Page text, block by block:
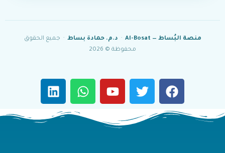
منصة البُساط — Al-Bosat · د.م. حمادة بساط · جميع الحقوق
محفوظة © 2026